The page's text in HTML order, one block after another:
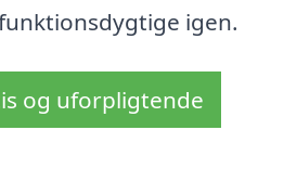
igen.
og uforpligtende